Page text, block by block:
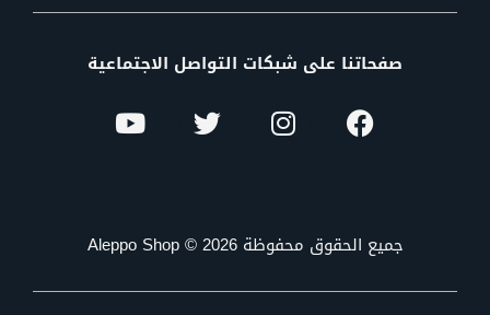
صفحاتنا على شبكات التواصل الاجتماعية
جميع الحقوق محفوظة Aleppo Shop © 2026